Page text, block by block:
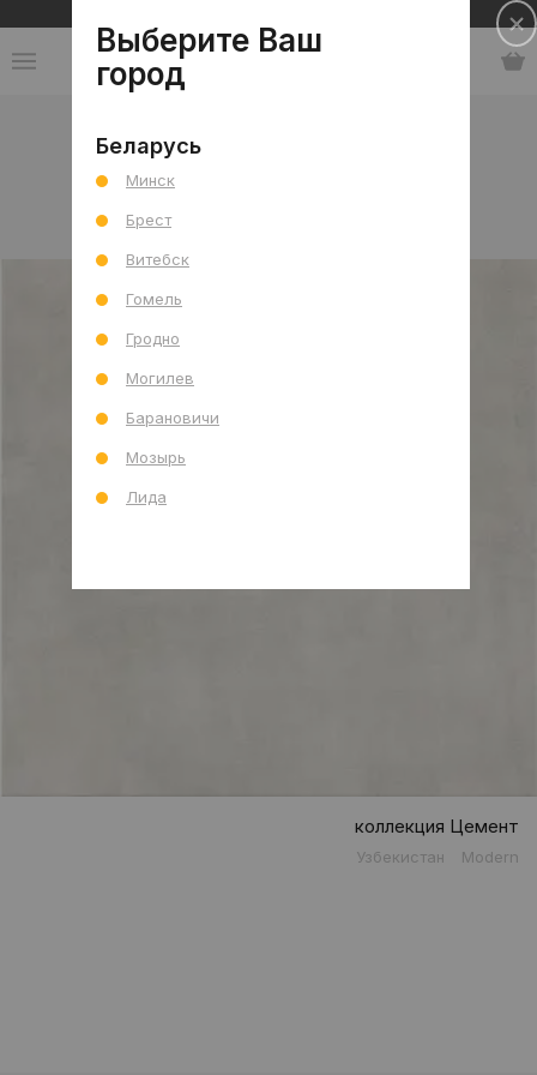
коллекция Цемент
Узбекистан Modern
Выберите Ваш
город
Беларусь
Минск
Брест
Витебск
Гомель
Гродно
Могилев
Барановичи
Мозырь
Лида